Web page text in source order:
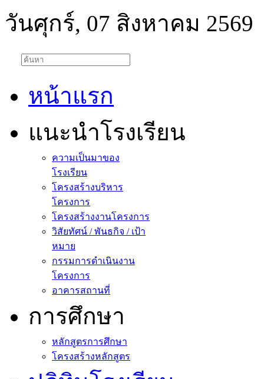
วันศุกร์, 07 สิงหาคม 2569
หน้าแรก
แนะนำโรงเรียน
ความเป็นมาของ
โรงเรียน
โครงสร้างบริหาร
โครงการ
โครงสร้างงานโครงการ
วิสัยทัศน์ / พันธกิจ / เป้า
หมาย
กรรมการดำเนินงาน
โครงการ
อาคารสถานที่
การศึกษา
หลักสูตรการศึกษา
โครงสร้างหลักสูตร